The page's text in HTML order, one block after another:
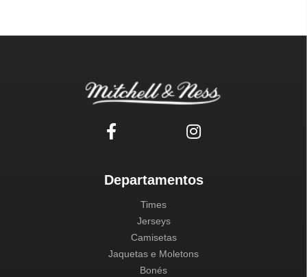
Departamentos
Times
Jerseys
Camisetas
Jaquetas e Moletons
Bonés